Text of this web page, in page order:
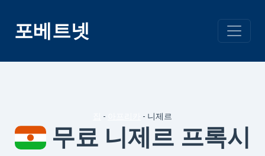
포베트넷
- - 니제르
무료 니제르 프록시